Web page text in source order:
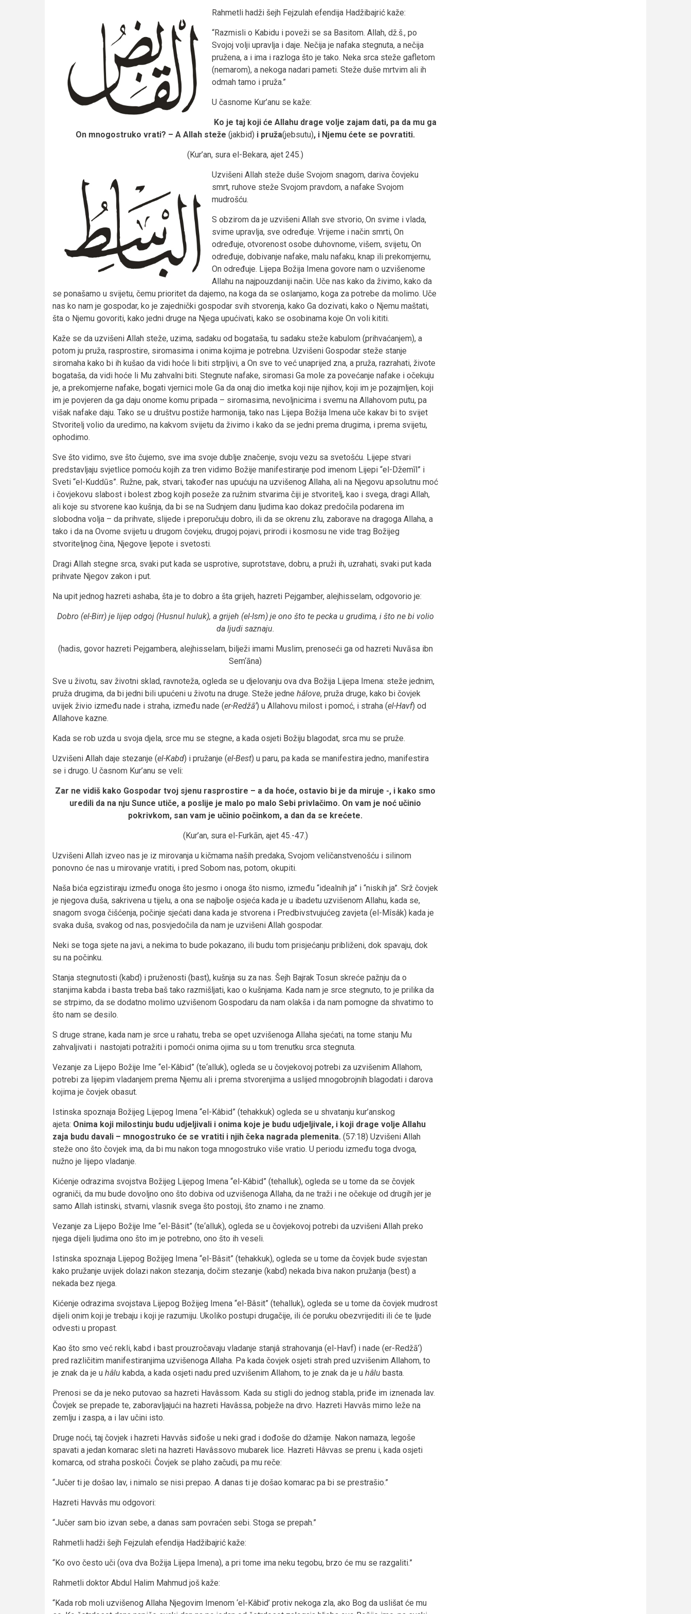
Rahmetli hadži šejh Fejzulah efendija Hadžibajrić kaže:
“Razmisli o Kabidu i poveži se sa Basitom. Allah, dž.š., po
Svojoj volji upravlja i daje. Nečija je nafaka stegnuta, a nečija
pružena, a i ima i razloga što je tako. Neka srca steže gafletom
(nemarom), a nekoga nadari pameti. Steže duše mrtvim ali ih
odmah tamo i pruža.”
U časnome Kur’anu se kaže:
Ko je taj koji će Allahu drage volje zajam dati, pa da mu ga
On mnogostruko vrati? – A Allah steže (jakbid) i pruža(jebsutu), i Njemu ćete se povratiti.
(Kur’an, sura el-Bekara, ajet 245.)
Uzvišeni Allah steže duše Svojom snagom, dariva čovjeku
smrt, ruhove steže Svojom pravdom, a nafake Svojom
mudrošću.
S obzirom da je uzvišeni Allah sve stvorio, On svime i vlada,
svime upravlja, sve određuje. Vrijeme i način smrti, On
određuje, otvorenost osobe duhovnome, višem, svijetu, On
određuje, dobivanje nafake, malu nafaku, knap ili prekomjernu,
On određuje. Lijepa Božija Imena govore nam o uzvišenome
Allahu na najpouzdaniji način. Uče nas kako da živimo, kako da
se ponašamo u svijetu, čemu prioritet da dajemo, na koga da se oslanjamo, koga za potrebe da molimo. Uče
nas ko nam je gospodar, ko je zajednički gospodar svih stvorenja, kako Ga dozivati, kako o Njemu maštati,
šta o Njemu govoriti, kako jedni druge na Njega upućivati, kako se osobinama koje On voli kititi.
Kaže se da uzvišeni Allah steže, uzima, sadaku od bogataša, tu sadaku steže kabulom (prihvaćanjem), a
potom ju pruža, rasprostire, siromasima i onima kojima je potrebna. Uzvišeni Gospodar steže stanje
siromaha kako bi ih kušao da vidi hoće li biti strpljivi, a On sve to već unaprijed zna, a pruža, razrahati, živote
bogataša, da vidi hoće li Mu zahvalni biti. Stegnute nafake, siromasi Ga mole za povećanje nafake i očekuju
je, a prekomjerne nafake, bogati vjernici mole Ga da onaj dio imetka koji nije njihov, koji im je pozajmljen, koji
im je povjeren da ga daju onome komu pripada – siromasima, nevoljnicima i svemu na Allahovom putu, pa
višak nafake daju. Tako se u društvu postiže harmonija, tako nas Lijepa Božija Imena uče kakav bi to svijet
Stvoritelj volio da uredimo, na kakvom svijetu da živimo i kako da se jedni prema drugima, i prema svijetu,
ophodimo.
Sve što vidimo, sve što čujemo, sve ima svoje dublje značenje, svoju vezu sa svetošću. Lijepe stvari
predstavljaju svjetlice pomoću kojih za tren vidimo Božije manifestiranje pod imenom Lijepi “el-Džemīl” i
Sveti “el-Kuddūs”. Ružne, pak, stvari, također nas upućuju na uzvišenog Allaha, ali na Njegovu apsolutnu moć
i čovjekovu slabost i bolest zbog kojih poseže za ružnim stvarima čiji je stvoritelj, kao i svega, dragi Allah,
ali koje su stvorene kao kušnja, da bi se na Sudnjem danu ljudima kao dokaz predočila podarena im
slobodna volja – da prihvate, slijede i preporučuju dobro, ili da se okrenu zlu, zaborave na dragoga Allaha, a
tako i da na Ovome svijetu u drugom čovjeku, drugoj pojavi, prirodi i kosmosu ne vide trag Božijeg
stvoriteljnog čina, Njegove ljepote i svetosti.
Dragi Allah stegne srca, svaki put kada se usprotive, suprotstave, dobru, a pruži ih, uzrahati, svaki put kada
prihvate Njegov zakon i put.
Na upit jednog hazreti ashaba, šta je to dobro a šta grijeh, hazreti Pejgamber, alejhisselam, odgovorio je:
Dobro (el-Birr) je lijep odgoj (Husnul huluk), a grijeh (el-Ism) je ono što te pecka u grudima, i što ne bi volio
da ljudi saznaju.
(hadis, govor hazreti Pejgambera, alejhisselam, bilježi imami Muslim, prenoseći ga od hazreti Nuvāsa ibn
Sem‘āna)
Sve u životu, sav životni sklad, ravnoteža, ogleda se u djelovanju ova dva Božija Lijepa Imena: steže jednim,
pruža drugima, da bi jedni bili upućeni u životu na druge. Steže jedne hâlove, pruža druge, kako bi čovjek
uvijek živio između nade i straha, između nade (er-Redžā’) u Allahovu milost i pomoć, i straha (el-Havf) od
Allahove kazne.
Kada se rob uzda u svoja djela, srce mu se stegne, a kada osjeti Božiju blagodat, srca mu se pruže.
Uzvišeni Allah daje stezanje (el-Kabd) i pružanje (el-Best) u paru, pa kada se manifestira jedno, manifestira
se i drugo. U časnom Kur’anu se veli:
Zar ne vidiš kako Gospodar tvoj sjenu rasprostire – a da hoće, ostavio bi je da miruje -, i kako smo
uredili da na nju Sunce utiče, a poslije je malo po malo Sebi privlačimo. On vam je noć učinio
pokrivkom, san vam je učinio počinkom, a dan da se krećete.
(Kur’an, sura el-Furkān, ajet 45.-47.)
Uzvišeni Allah izveo nas je iz mirovanja u kičmama naših predaka, Svojom veličanstvenošću i silinom
ponovno će nas u mirovanje vratiti, i pred Sobom nas, potom, okupiti.
Naša bića egzistiraju između onoga što jesmo i onoga što nismo, između “idealnih ja” i “niskih ja”. Srž čovjek
je njegova duša, sakrivena u tijelu, a ona se najbolje osjeća kada je u ibadetu uzvišenom Allahu, kada se,
snagom svoga čišćenja, počinje sjećati dana kada je stvorena i Predbivstvujućeg zavjeta (el-Mîsâk) kada je
svaka duša, svakog od nas, posvjedočila da nam je uzvišeni Allah gospodar.
Neki se toga sjete na javi, a nekima to bude pokazano, ili budu tom prisjećanju približeni, dok spavaju, dok
su na počinku.
Stanja stegnutosti (kabd) i pruženosti (bast), kušnja su za nas. Šejh Bajrak Tosun skreće pažnju da o
stanjima kabda i basta treba baš tako razmišljati, kao o kušnjama. Kada nam je srce stegnuto, to je prilika da
se strpimo, da se dodatno molimo uzvišenom Gospodaru da nam olakša i da nam pomogne da shvatimo to
što nam se desilo.
S druge strane, kada nam je srce u rahatu, treba se opet uzvišenoga Allaha sjećati, na tome stanju Mu
zahvaljivati i nastojati potražiti i pomoći onima ojima su u tom trenutku srca stegnuta.
Vezanje za Lijepo Božije Ime “el-Kâbid” (te‘alluk), ogleda se u čovjekovoj potrebi za uzvišenim Allahom,
potrebi za lijepim vladanjem prema Njemu ali i prema stvorenjima a uslijed mnogobrojnih blagodati i darova
kojima je čovjek obasut.
Istinska spoznaja Božijeg Lijepog Imena “el-Kâbid” (tehakkuk) ogleda se u shvatanju kur’anskog
ajeta: Onima koji milostinju budu udjeljivali i onima koje je budu udjeljivale, i koji drage volje Allahu
zaja budu davali – mnogostruko će se vratiti i njih čeka nagrada plemenita. (57:18) Uzvišeni Allah
steže ono što čovjek ima, da bi mu nakon toga mnogostruko više vratio. U periodu između toga dvoga,
nužno je lijepo vladanje.
Kićenje odrazima svojstva Božijeg Lijepog Imena “el-Kâbid” (tehalluk), ogleda se u tome da se čovjek
ograniči, da mu bude dovoljno ono što dobiva od uzvišenoga Allaha, da ne traži i ne očekuje od drugih jer je
samo Allah istinski, stvarni, vlasnik svega što postoji, što znamo i ne znamo.
Vezanje za Lijepo Božije Ime “el-Bâsit” (te‘alluk), ogleda se u čovjekovoj potrebi da uzvišeni Allah preko
njega dijeli ljudima ono što im je potrebno, ono što ih veseli.
Istinska spoznaja Lijepog Božijeg Imena “el-Bâsit” (tehakkuk), ogleda se u tome da čovjek bude svjestan
kako pružanje uvijek dolazi nakon stezanja, dočim stezanje (kabd) nekada biva nakon pružanja (best) a
nekada bez njega.
Kićenje odrazima svojstava Lijepog Božijeg Imena “el-Bâsit” (tehalluk), ogleda se u tome da čovjek mudrost
dijeli onim koji je trebaju i koji je razumiju. Ukoliko postupi drugačije, ili će poruku obezvrijediti ili će te ljude
odvesti u propast.
Kao što smo već rekli, kabd i bast prouzročavaju vladanje stanjâ strahovanja (el-Havf) i nade (er-Redžā’)
pred različitim manifestiranjima uzvišenoga Allaha. Pa kada čovjek osjeti strah pred uzvišenim Allahom, to
je znak da je u hâlu kabda, a kada osjeti nadu pred uzvišenim Allahom, to je znak da je u hâlu basta.
Prenosi se da je neko putovao sa hazreti Havâssom. Kada su stigli do jednog stabla, priđe im iznenada lav.
Čovjek se prepade te, zaboravljajući na hazreti Havâssa, pobježe na drvo. Hazreti Havvâs mirno leže na
zemlju i zaspa, a i lav učini isto.
Druge noći, taj čovjek i hazreti Havvâs siđoše u neki grad i dođoše do džamije. Nakon namaza, legoše
spavati a jedan komarac sleti na hazreti Havâssovo mubarek lice. Hazreti Hâvvas se prenu i, kada osjeti
komarca, od straha poskoči. Čovjek se plaho začudi, pa mu reče:
“Jučer ti je došao lav, i nimalo se nisi prepao. A danas ti je došao komarac pa bi se prestrašio.”
Hazreti Havvâs mu odgovori:
“Jučer sam bio izvan sebe, a danas sam povraćen sebi. Stoga se prepah.”
Rahmetli hadži šejh Fejzulah efendija Hadžibajrić kaže:
“Ko ovo često uči (ova dva Božija Lijepa Imena), a pri tome ima neku tegobu, brzo će mu se razgaliti.”
Rahmetli doktor Abdul Halim Mahmud još kaže:
“Kada rob moli uzvišenog Allaha Njegovim Imenom ‘el-Kâbid’ protiv nekoga zla, ako Bog da uslišat će mu